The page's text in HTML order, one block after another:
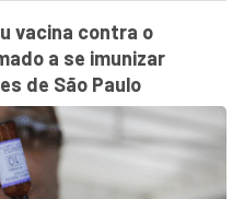
vacina contra o
a se imunizar
de São Paulo